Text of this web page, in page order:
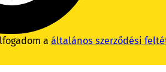
a általános szerződési